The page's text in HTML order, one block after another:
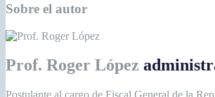
Sobre el autor
Prof. Roger López